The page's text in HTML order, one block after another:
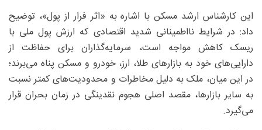
این کارشناس ارشد مسکن با اشاره به «اثر فرار از پول»، توضیح
داد: در شرایط نااطمینانی شدید اقتصادی که ارزش پول ملی با
ریسک کاهش مواجه است، سرمایه‌گذاران برای حفاظت از
دارایی‌های خود به بازارهای طلا، ارز، خودرو و مسکن پناه می‌برند؛
در این میان، ملک به دلیل مخاطرات و محدودیت‌های کمتر نسبت
به سایر بازارها، مقصد اصلی هجوم نقدینگی در زمان بحران قرار
می‌گیرد.